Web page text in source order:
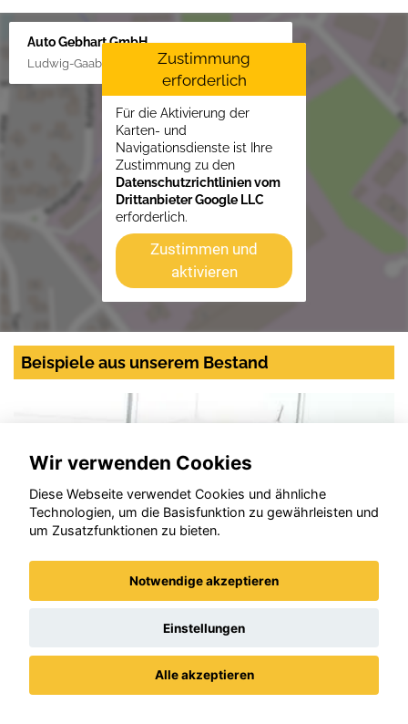
Auto Gebhart GmbH
Ludwig-Gaab-Str. 4, 88427 Bad Schussenried
Zustimmung
erforderlich
Für die Aktivierung der
Karten- und
Navigationsdienste ist Ihre
Zustimmung zu den
Datenschutzrichtlinien vom
Drittanbieter Google LLC
erforderlich.
Zustimmen und
aktivieren
Beispiele aus unserem Bestand
Opel Corsa
Wir verwenden Cookies
Diese Webseite verwendet Cookies und ähnliche
Technologien, um die Basisfunktion zu gewährleisten und
um Zusatzfunktionen zu bieten.
Notwendige akzeptieren
Einstellungen
Alle akzeptieren